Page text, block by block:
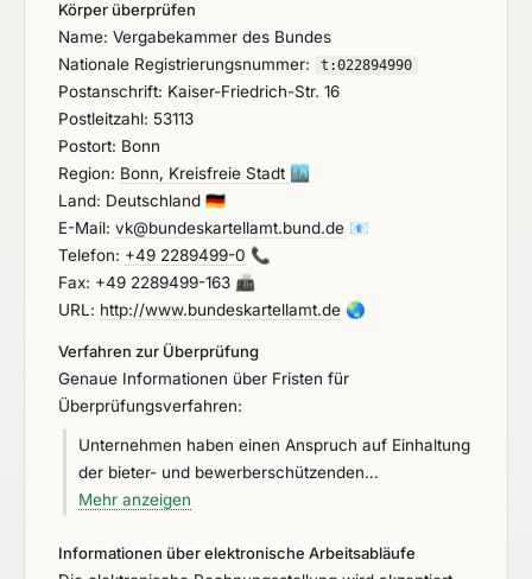
Sanktionen Russland. Ort der Leistungserbringung:
deutschlandweit, siehe Leistungsbeschreibung
Gültigkeit der Angebote (Bindefrist): ab Ende der
Angebotsfrist
Körper überprüfen
Name: Vergabekammer des Bundes
Nationale Registrierungsnummer:
t:022894990
Postanschrift: Kaiser-Friedrich-Str. 16
Postleitzahl: 53113
Postort: Bonn
Region: Bonn, Kreisfreie Stadt 🏙️
Land: Deutschland 🇩🇪
E-Mail: vk@bundeskartellamt.bund.de 📧
Telefon: +49 2289499-0 📞
Fax: +49 2289499-163 📠
URL: http://www.bundeskartellamt.de 🌏
Verfahren zur Überprüfung
Genaue Informationen über Fristen für
Überprüfungsverfahren:
Unternehmen haben einen Anspruch auf Einhaltung
der bieter- und bewerberschützenden
Bestimmungen über das Vergabeverfahren
Bundesrepublik Deutschland, vertreten durch das
Mehr anzeigen
Informationen über elektronische Arbeitsabläufe